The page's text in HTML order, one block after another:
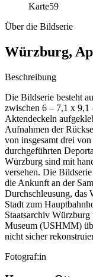
Karte59
Über die Bildserie
Würzburg,
Beschreibung
Die Bildserie besteht
zwischen 6 – 7,1 x
Aktendeckeln
Aufnahmen der
von insgesamt drei
durchgeführten
Würzburg sind mit
versehen. Die
die Ankunft an der
Durchschleusung, das
Stadt zum
Staatsarchiv
Museum (USHMM)
nicht sicher
Fotograf:in